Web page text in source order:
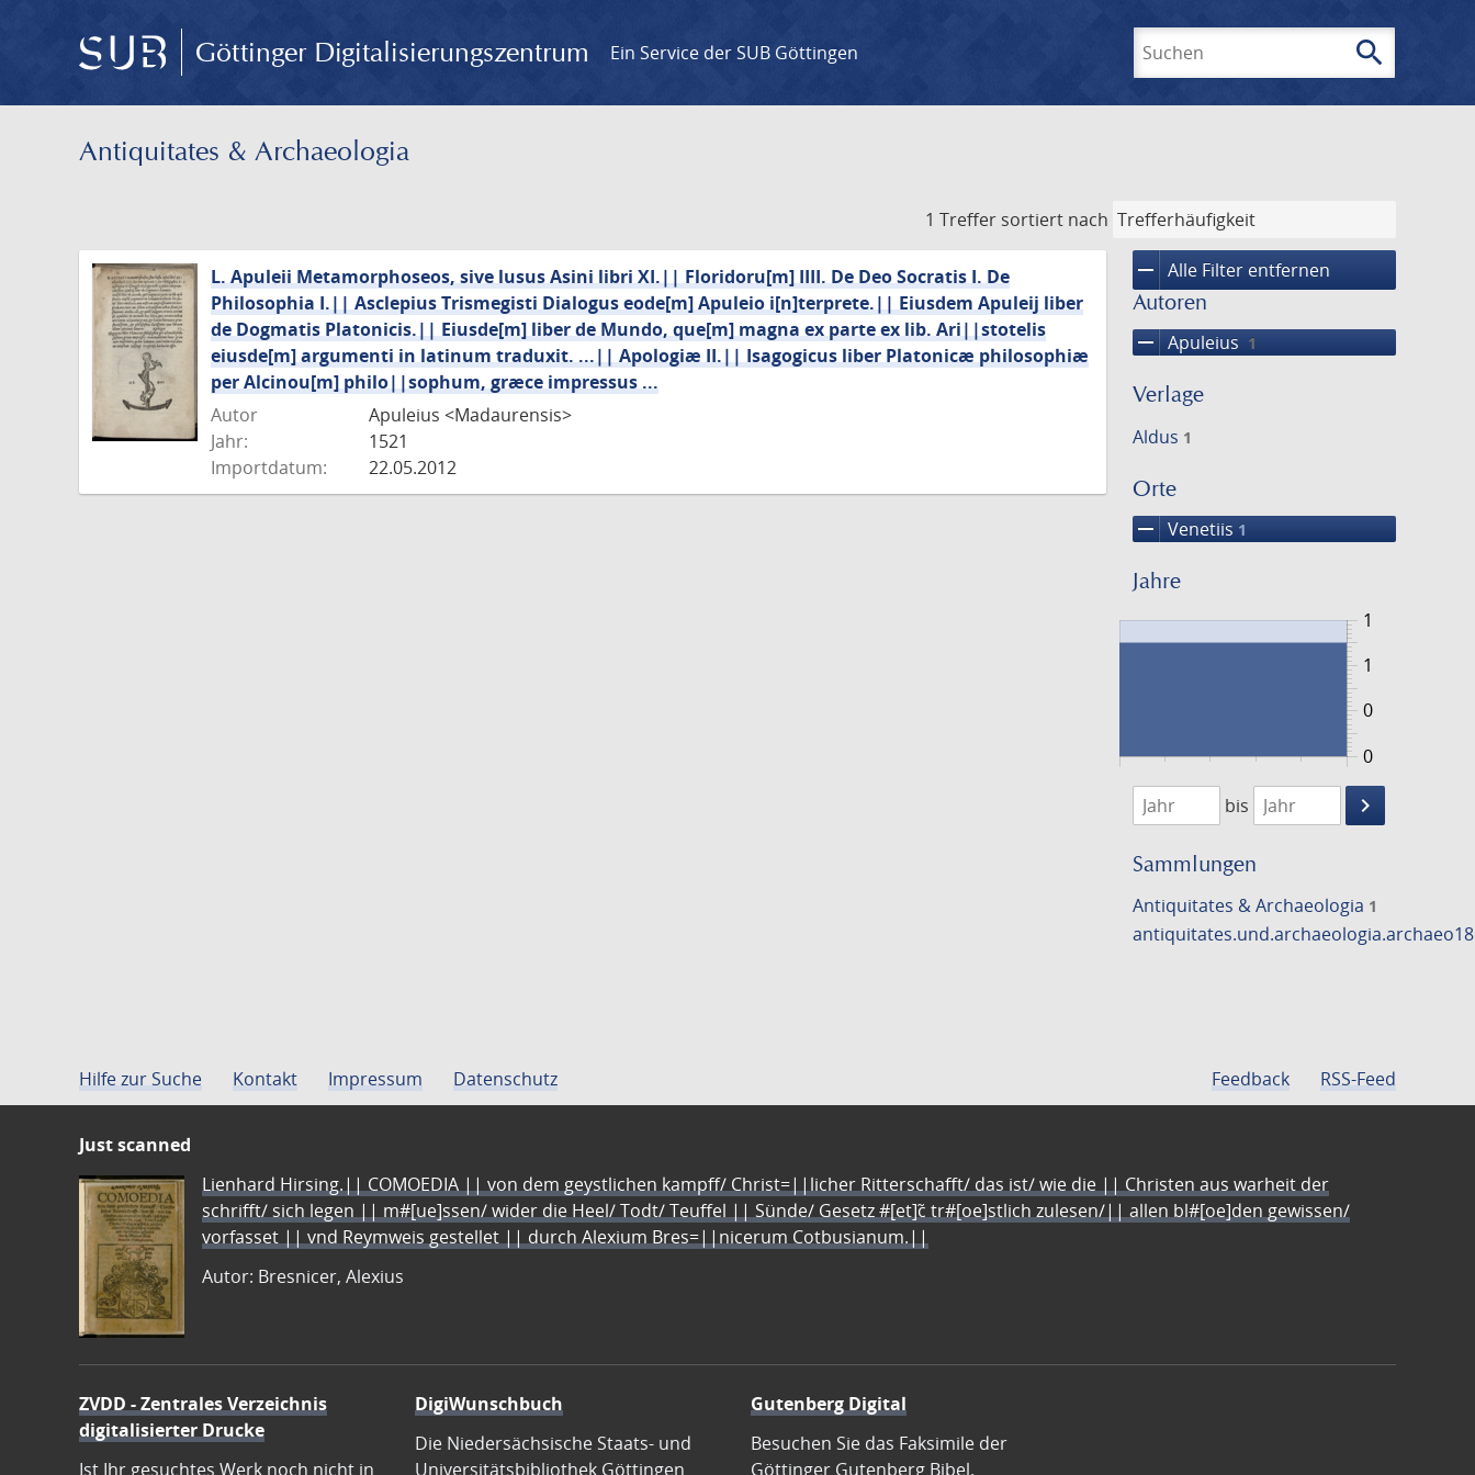
Göttinger Digitalisierungszentrum Ein Service der SUB Göttingen search
Antiquitates & Archaeologia
1 Treffer sortiert nach
remove Alle Filter entfernen
Autoren
remove Apuleius 1
Verlage
Aldus 1
Orte
remove Venetiis 1
Jahre
0
1
0
1
1521
1522
bis
keyboard_arrow_right
Suche
Sammlungen
Antiquitates & Archaeologia 1
L. Apuleii Metamorphoseos, sive lusus Asini libri XI.|| Floridoru[m] IIII. De Deo Socratis I. De
Philosophia I.|| Asclepius Trismegisti Dialogus eode[m] Apuleio i[n]terprete.|| Eiusdem Apuleij liber
de Dogmatis Platonicis.|| Eiusde[m] liber de Mundo, que[m] magna ex parte ex lib. Ari||stotelis
eiusde[m] argumenti in latinum traduxit. ...|| Apologiæ II.|| Isagogicus liber Platonicæ philosophiæ
per Alcinou[m] philo||sophum, græce impressus ...
Autor
Apuleius <Madaurensis>
Jahr:
1521
Importdatum:
22.05.2012
Hilfe zur Suche Kontakt Impressum Datenschutz Feedback RSS-Feed
Just scanned
Lienhard Hirsing.|| COMOEDIA || von dem geystlichen kampff/ Christ=||licher Ritterschafft/ das ist/ wie die || Christen aus warheit der
schrifft/ sich legen || m#[ue]ssen/ wider die Heel/ Todt/ Teuffel || Sünde/ Gesetz #[et]c̃ tr#[oe]stlich zulesen/|| allen bl#[oe]den gewissen/
vorfasset || vnd Reymweis gestellet || durch Alexium Bres=||nicerum Cotbusianum.||
Autor: Bresnicer, Alexius
ZVDD - Zentrales Verzeichnis
digitalisierter Drucke
Ist Ihr gesuchtes Werk noch nicht in
DigiWunschbuch
Die Niedersächsische Staats- und
Universitätsbibliothek Göttingen
Gutenberg Digital
Besuchen Sie das Faksimile der
Göttinger Gutenberg Bibel.